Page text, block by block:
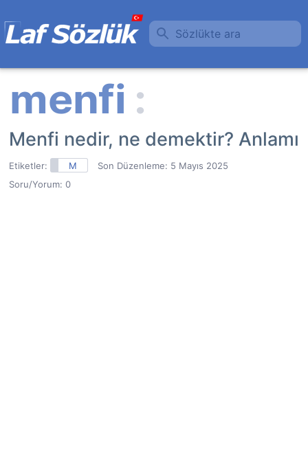
Sözlükte ara
Menfi nedir, ne demektir? Anlamı
Etiketler: M Son Düzenleme: 5 Mayıs 2025
Soru/Yorum: 0